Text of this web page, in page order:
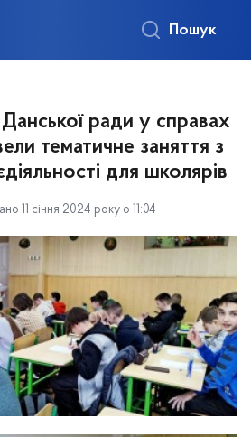
Пошук
ради у справах
тематичне заняття з
для школярів
11 січня 2024 року о 11:04